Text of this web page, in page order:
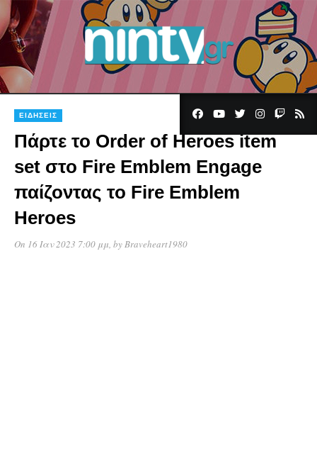
ΕΙΔΉΣΕΙΣ
Πάρτε το Order of Heroes item
set στο Fire Emblem Engage
παίζοντας το Fire Emblem
Heroes
On 16 Ιαν 2023 7:00 μμ , by Braveheart1980